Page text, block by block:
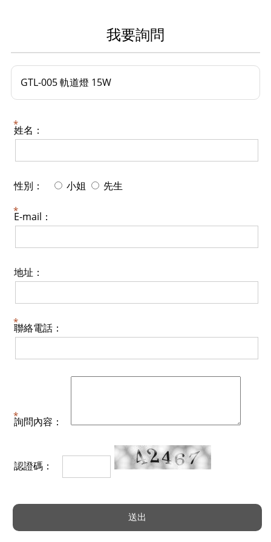
我要詢問
GTL-005 軌道燈 15W
姓名：
性別： 小姐 先生
E-mail：
地址：
聯絡電話：
詢問內容：
認證碼：